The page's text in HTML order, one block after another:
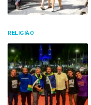
RELIGIÃO